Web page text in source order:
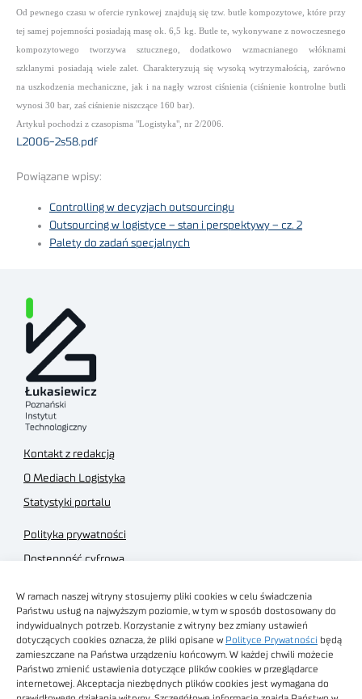
W ramach naszej witryny stosujemy pliki cookies w celu świadczenia
Państwu usług na najwyższym poziomie, w tym w sposób dostosowany do
indywidualnych potrzeb. Korzystanie z witryny bez zmiany ustawień
dotyczących cookies oznacza, że pliki opisane w Polityce Prywatności będą
zamieszczane na Państwa urządzeniu końcowym. W każdej chwili możecie
Państwo zmienić ustawienia dotyczące plików cookies w przeglądarce
internetowej. Akceptacja niezbędnych plików cookies jest wymagana do
Od pewnego czasu w ofercie rynkowej znajdują się tzw. butle kompozytowe, które przy
tej samej pojemności posiadają masę ok. 6,5 kg. Butle te, wykonywane z nowoczesnego
kompozytowego tworzywa sztucznego, dodatkowo wzmacnianego włóknami
szklanymi posiadają wiele zalet. Charakteryzują się wysoką wytrzymałością, zarówno
na uszkodzenia mechaniczne, jak i na nagły wzrost ciśnienia (ciśnienie kontrolne butli
wynosi 30 bar, zaś ciśnienie niszczące 160 bar).
Artykuł pochodzi z czasopisma "Logistyka", nr 2/2006.
L2006-2s58.pdf
Powiązane wpisy:
Controlling w decyzjach outsourcingu
Outsourcing w logistyce – stan i perspektywy – cz. 2
Palety do zadań specjalnych
Kontakt z redakcją
O Mediach Logistyka
Statystyki portalu
Polityka prywatności
Dostępność cyfrowa
Regulamin sklepu
Obrazy stockowe